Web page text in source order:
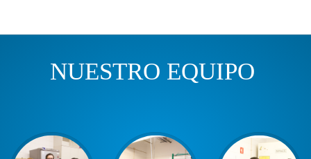
NUESTRO EQUIPO